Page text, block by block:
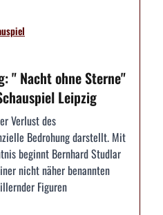
" Nacht ohne Sterne"
Leipzig
Verlust des
Bedrohung darstellt. Mit
beginnt Bernhard Studlar
nicht näher benannten
Figuren